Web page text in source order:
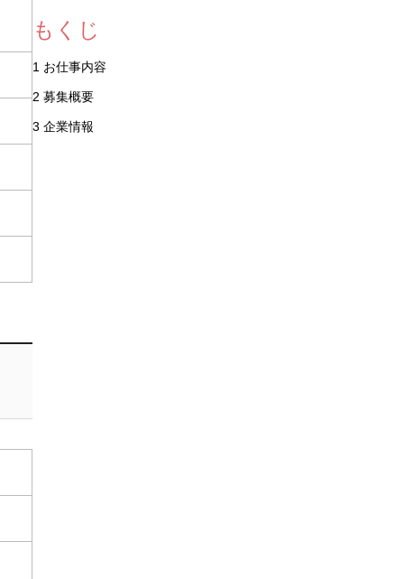
もくじ
1 お仕事内容
2 募集概要
3 企業情報